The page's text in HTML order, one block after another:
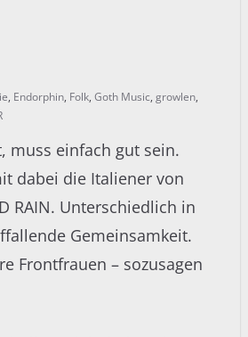
, Endorphin, Folk, Goth Music, growlen,
muss einfach gut sein.
dabei die Italiener von
RAIN. Unterschiedlich in
Gemeinsamkeit.
Frontfrauen – sozusagen